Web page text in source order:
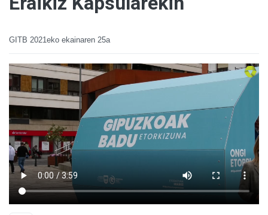
GITB 2021eko ekainaren 25a